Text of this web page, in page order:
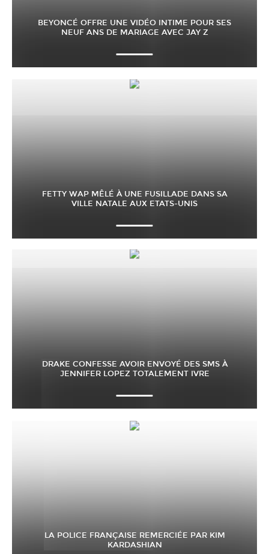
BEYONCÉ OFFRE UNE VIDÉO INTIME POUR SES
NEUF ANS DE MARIAGE AVEC JAY Z
FETTY WAP MÊLÉ À UNE FUSILLADE DANS SA
VILLE NATALE AUX ETATS-UNIS
DRAKE CONFESSE AVOIR ENVOYÉ DES SMS À
JENNIFER LOPEZ TOTALEMENT IVRE
LA POLICE FRANÇAISE REMERCIÉE PAR KIM
KARDASHIAN